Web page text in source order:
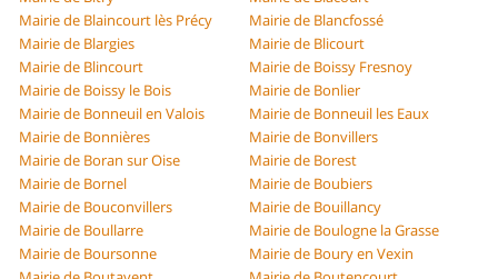
Mairie de Blaincourt lès Précy
Mairie de Blancfossé
Mairie de Blargies
Mairie de Blicourt
Mairie de Blincourt
Mairie de Boissy Fresnoy
Mairie de Boissy le Bois
Mairie de Bonlier
Mairie de Bonneuil en Valois
Mairie de Bonneuil les Eaux
Mairie de Bonnières
Mairie de Bonvillers
Mairie de Boran sur Oise
Mairie de Borest
Mairie de Bornel
Mairie de Boubiers
Mairie de Bouconvillers
Mairie de Bouillancy
Mairie de Boullarre
Mairie de Boulogne la Grasse
Mairie de Boursonne
Mairie de Boury en Vexin